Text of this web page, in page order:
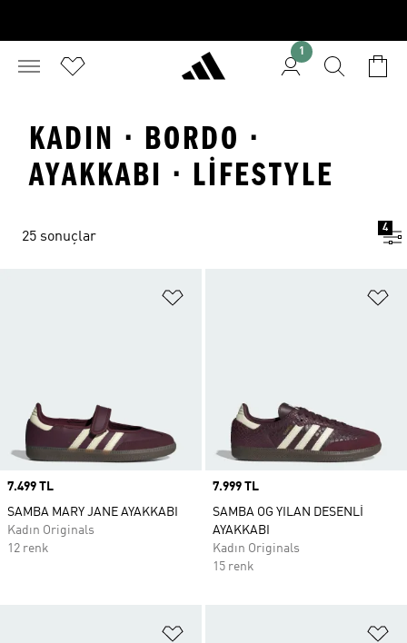
1
KADIN · BORDO ·
AYAKKABI · LIFESTYLE
25 sonuçlar
4
Price
7.499 TL
SAMBA MARY JANE AYAKKABI
Kadın Originals
12 renk
Price
7.999 TL
SAMBA OG YILAN DESENLİ
AYAKKABI
Kadın Originals
15 renk